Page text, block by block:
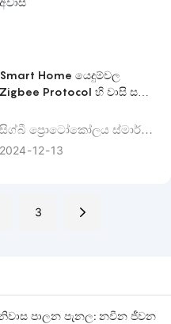
Smart Home යෙදුම්වල
Zigbee Protocol හි වාසි සහ
සිග්බී ප්‍රොටෝකෝලය ස්මාර්ට්
හෝම් තාක්‍ෂණ ක්ෂේත්‍රයට
සමඟ පැමිණේ.
2024 12 13
3
පාලන පැනල: නවීන ජීවන